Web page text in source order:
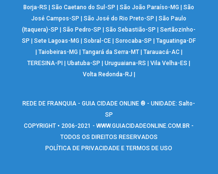
Borja-RS |São Caetano do Sul-SP |São João Paraíso-MG |São
José Campos-SP |São José do Rio Preto-SP |São Paulo
(Itaquera)-SP |São Pedro-SP |São Sebastião-SP |Sertãozinho-
SP |Sete Lagoas-MG |Sobral-CE |Sorocaba-SP |Taguatinga-DF
| Taiobeiras-MG | Tangará da Serra-MT| Tarauacá-AC|
TERESINA-PI |Ubatuba-SP |Uruguaiana-RS |Vila Velha-ES |
Volta Redonda-RJ |
REDE DE FRANQUIA - GUIA CIDADE ONLINE ® - UNIDADE: Salto-
SP
COPYRIGHT • 2006-2021 -WWW.GUIACIDADEONLINE.COM.BR -
TODOS OS DIREITOS RESERVADOS
POLÍTICA DE PRIVACIDADE E TERMOS DE USO